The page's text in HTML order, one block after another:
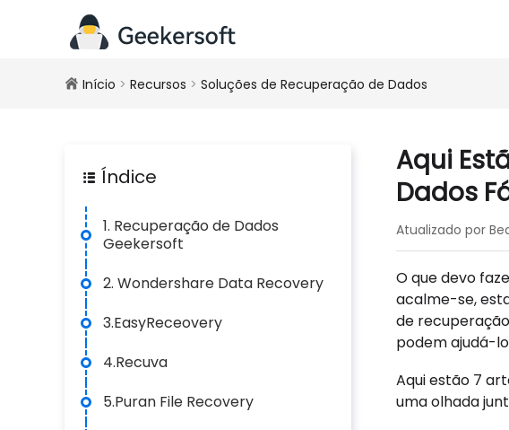
Início > Recursos > Soluções de Recuperação de Dados
Índice
1. Recuperação de Dados
Geekersoft
2. Wondershare Data Recovery
3.EasyReceovery
4.Recuva
5.Puran File Recovery
Aqui
Dados
Atualizado por
O que devo
acalme-se,
de
podem ajudá-
Aqui estão 7
uma olhada